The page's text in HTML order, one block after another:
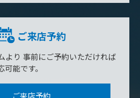
ご来店予約
より 事前にご予約いただければ
能です。
ご来店予約